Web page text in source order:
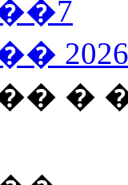
7
2026
�